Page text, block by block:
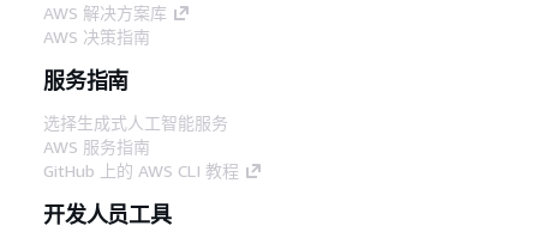
AWS 解决方案库
AWS 决策指南
服务指南
选择生成式人工智能服务
AWS 服务指南
GitHub 上的 AWS CLI 教程
开发人员工具